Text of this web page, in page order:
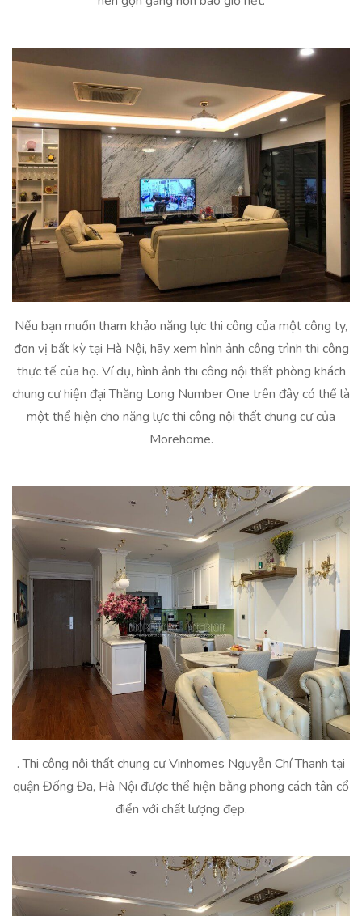
Nếu bạn muốn tham khảo năng lực thi công của một công ty,
đơn vị bất kỳ tại Hà Nội, hãy xem hình ảnh công trình thi công
thực tế của họ. Ví dụ, hình ảnh thi công nội thất phòng khách
chung cư hiện đại Thăng Long Number One trên đây có thể là
một thể hiện cho năng lực thi công nội thất chung cư của
Morehome.
. Thi công nội thất chung cư Vinhomes Nguyễn Chí Thanh tại
quận Đống Đa, Hà Nội được thể hiện bằng phong cách tân cổ
điển với chất lượng đẹp.